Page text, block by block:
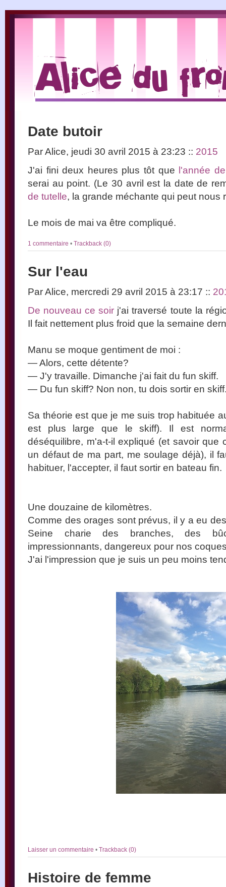
Date butoir
Par Alice, jeudi 30 avril 2015 à 23:23 :: 2015
J'ai fini deux heures plus tôt que l'année
serai au point. (Le 30 avril est la date de
de tutelle, la grande méchante qui peut nous
Le mois de mai va être compliqué.
1 commentaire • Trackback (0)
Sur l'eau
Par Alice, mercredi 29 avril 2015 à 23:17 ::
De nouveau ce soir j'ai traversé toute la
Il fait nettement plus froid que la semaine
Manu se moque gentiment de moi :
— Alors, cette détente?
— J'y travaille. Dimanche j'ai fait du fun skiff.
— Du fun skiff? Non non, tu dois sortir en
Sa théorie est que je me suis trop habituée
est plus large que le skiff). Il est
déséquilibre, m'a-t-il expliqué (et savoir que
un défaut de ma part, me soulage déjà), il
habituer, l'accepter, il faut sortir en bateau fin.
Une douzaine de kilomètres.
Comme des orages sont prévus, il y a eu
Seine charie des branches, des
impressionnants, dangereux pour nos
J'ai l'impression que je suis un peu moins
Laisser un commentaire • Trackback (0)
Histoire de femme